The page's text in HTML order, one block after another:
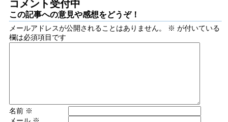
コメント受付中
この記事への意見や感想をどうぞ！
メールアドレスが公開されることはありません。 ※ が付いている
欄は必須項目です
名前 ※
メール ※